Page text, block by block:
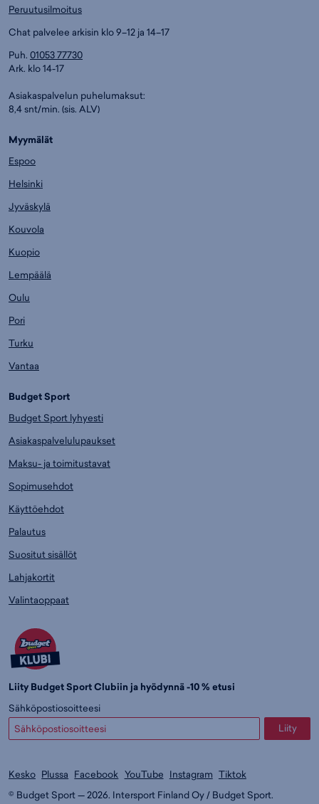
Peruutusilmoitus
Chat palvelee arkisin klo 9–12 ja 14–17
Puh. 01053 77730
Ark. klo 14-17
Asiakaspalvelun puhelumaksut:
8,4 snt/min. (sis. ALV)
Myymälät
Espoo
Helsinki
Jyväskylä
Kouvola
Kuopio
Lempäälä
Oulu
Pori
Turku
Vantaa
Budget Sport
Budget Sport lyhyesti
Asiakaspalvelulupaukset
Maksu- ja toimitustavat
Sopimusehdot
Käyttöehdot
Palautus
Suositut sisällöt
Lahjakortit
Valintaoppaat
Liity Budget Sport Clubiin ja hyödynnä -10 % etusi
Sähköpostiosoitteesi
Liity
Kesko Plussa Facebook YouTube Instagram Tiktok
© Budget Sport — 2026. Intersport Finland Oy / Budget Sport.